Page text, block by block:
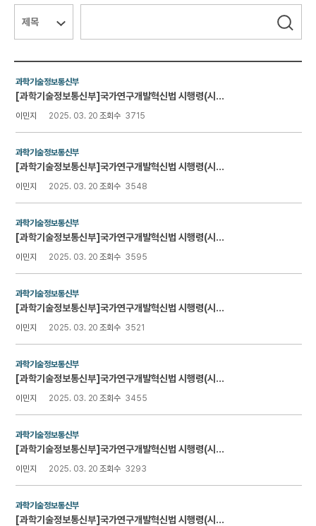
커뮤니티
자료실
검색대상
검색어
필수 검색
과학기술정보통신부
[과학기술정보통신부]국가연구개발혁신법 시행령(시행 2024.10.8.)
이민지 2025. 03. 20 조회수 3715
과학기술정보통신부
[과학기술정보통신부]국가연구개발혁신법 시행령(시행 2024.8.7.)
이민지 2025. 03. 20 조회수 3548
과학기술정보통신부
[과학기술정보통신부]국가연구개발혁신법 시행령(시행 2024.7.10.)
이민지 2025. 03. 20 조회수 3595
과학기술정보통신부
[과학기술정보통신부]국가연구개발혁신법 시행령(시행 2024.4.30.)
이민지 2025. 03. 20 조회수 3521
과학기술정보통신부
[과학기술정보통신부]국가연구개발혁신법 시행령(시행 2024.2.6.)
이민지 2025. 03. 20 조회수 3455
과학기술정보통신부
[과학기술정보통신부]국가연구개발혁신법 시행령(시행 2023.12.14.)
이민지 2025. 03. 20 조회수 3293
과학기술정보통신부
[과학기술정보통신부]국가연구개발혁신법 시행령(시행 2023.09.22.)